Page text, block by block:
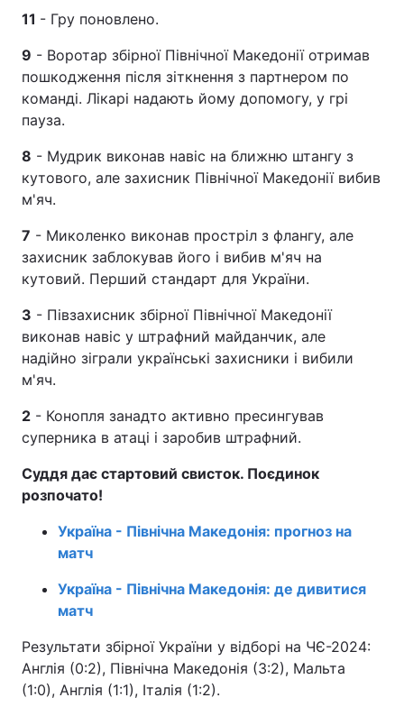
11 - Гру поновлено.
9 - Воротар збірної Північної Македонії отримав
пошкодження після зіткнення з партнером по
команді. Лікарі надають йому допомогу, у грі
пауза.
8 - Мудрик виконав навіс на ближню штангу з
кутового, але захисник Північної Македонії вибив
м'яч.
7 - Миколенко виконав простріл з флангу, але
захисник заблокував його і вибив м'яч на
кутовий. Перший стандарт для України.
3 - Півзахисник збірної Північної Македонії
виконав навіс у штрафний майданчик, але
надійно зіграли українські захисники і вибили
м'яч.
2 - Конопля занадто активно пресингував
суперника в атаці і заробив штрафний.
Суддя дає стартовий свисток. Поєдинок
розпочато!
Україна - Північна Македонія: прогноз на
матч
Україна - Північна Македонія: де дивитися
матч
Результати збірної України у відборі на ЧЄ-2024:
Англія (0:2), Північна Македонія (3:2), Мальта
(1:0), Англія (1:1), Італія (1:2).